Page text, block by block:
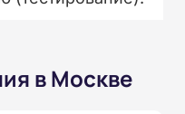
в Москве